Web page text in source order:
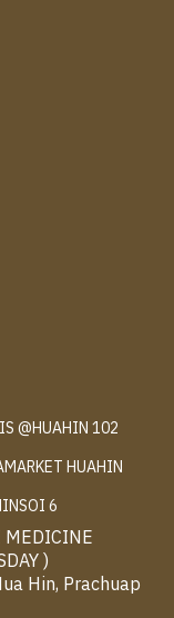
@HUAHIN 102
HUAHIN
6
MEDICINE
)
Hin, Prachuap